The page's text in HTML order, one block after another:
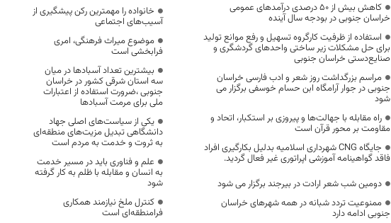
کاهش بیش از ۵۰ درصدی درآمدهای عمومی
خراسان جنوبی در بودجه سال آینده
استفاده از ظرفیت کارگروه تسهیل و رفع موانع تولید
برای حل مشکلات زیر ساختی واحدهای گردشگری و
صنایع‌دستی خراسان جنوبی
مراسم بزرگداشت روز شعر و ادب فارسی خراسان
جنوبی در جوار آرامگاه ابن حسام خوسفی برگزار می
شود
راه مقابله با جهالت‌ها و پیروزی بر استکبار، اتحاد و
مقاومت بر محور قرآن است
جایگاه CNG شهرداری اسلامیه بدلیل بکارگیری افراد
فاقد گواهینامه آموزشی اپراتوری غیر فعال گردید.
دومین شب شعر ارادت در بیرجند برگزار می شود
ممنوعیت تردد شبانه در همه شهرهای خراسان
جنوبی ادامه دارد
خانواده را مهمترین رکن پیشگیری از
آسیب‌های اجتماعی
موضوع میراث فرهنگی، امری
فرابخشی است
بیشترین تعداد آسبادها در میان
سه استان شرقی کشور در خراسان
جنوبی ،ضرورت استفاده از اعتبارات
ملی برای مرمت آسبادها
یکی از سیاست‌های اصلی جهاد
دانشگاهی تبدیل مزیت‌های منطقه‌ای
به ثروت و خدمت به مردم است
علم و فناوری باید در مسیر خدمت
به انسان و مقابله با ظلم به کار گرفته
شود
کنترل ملخ نیازمند همکاری
فرامنطقه‌ای است